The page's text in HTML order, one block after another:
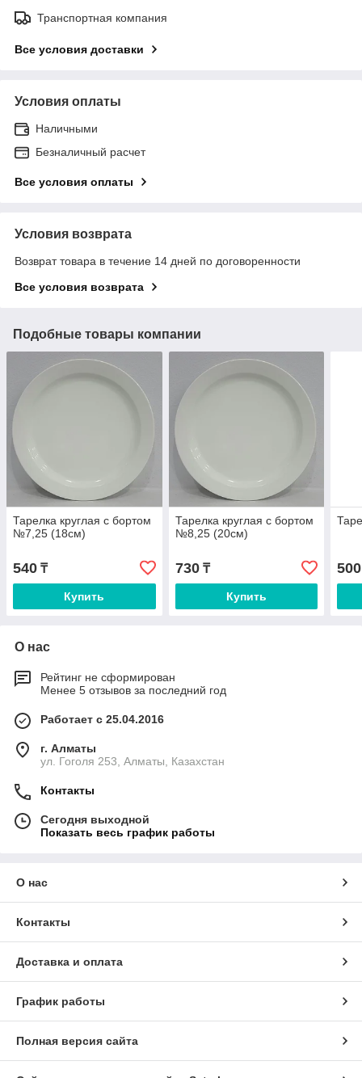
Транспортная компания
Все условия доставки
Условия оплаты
Наличными
Безналичный расчет
Все условия оплаты
Условия возврата
Возврат товара в течение 14 дней по договоренности
Все условия возврата
Подобные товары компании
Тарелка круглая с бортом
№7,25 (18см)
540 ₸
Купить
Тарелка круглая с бортом
№8,25 (20см)
730₸
Купить
500
О нас
Рейтинг не сформирован
Менее 5 отзывов за последний год
Работает с 25.04.2016
г. Алматы
ул. Гоголя 253, Алматы, Казахстан
Контакты
Сегодня выходной
Показать весь график работы
О нас
Контакты
Доставка и оплата
График работы
Полная версия сайта